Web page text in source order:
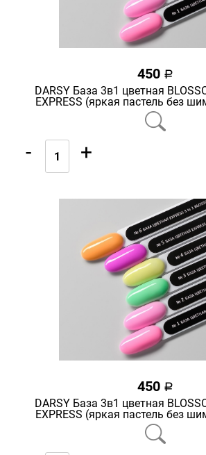
450 a
DARSY База 3в1 цветная
EXPRESS (яркая пастель без
- +
450 a
DARSY База 3в1 цветная
EXPRESS (яркая пастель без